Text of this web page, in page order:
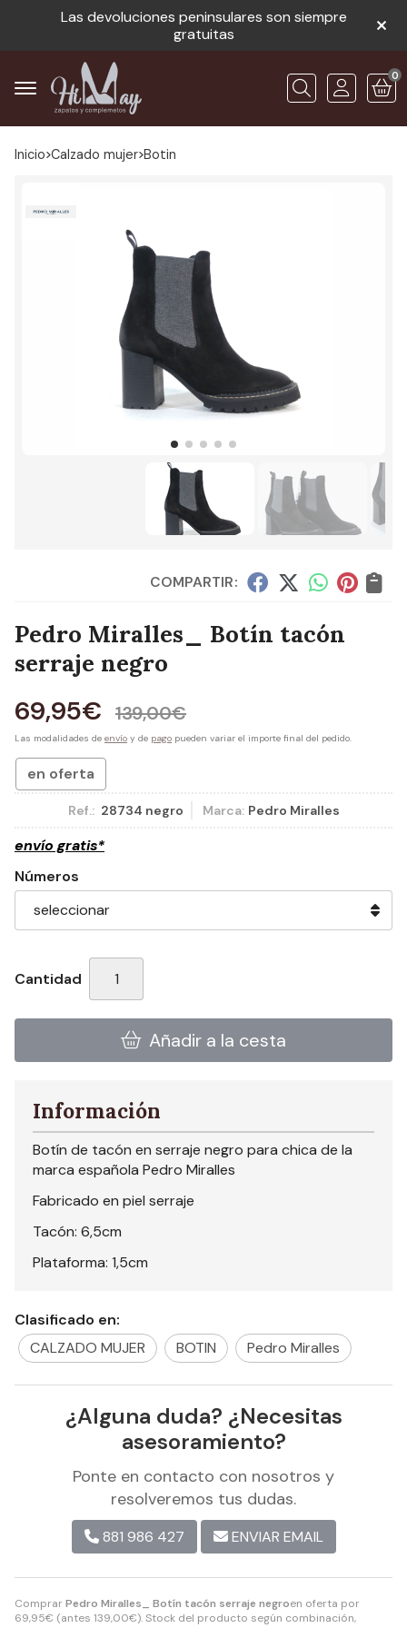
Las devoluciones peninsulares son siempre
gratuitas
Buscar
0
Inicio calzado mujer botin
COMPARTIR:
Pedro Miralles_ Botín tacón
serraje negro
69,95€ 139,00€
Las modalidades de envío y de pago pueden variar el importe final del pedido.
en oferta
Ref.: 28734 negro Marca: Pedro Miralles
envío gratis*
Números
Cantidad
Añadir a la cesta
ComprarPedro Miralles_ Botín tacón serraje negroen oferta por
69,95€ (antes 139,00€). Stock del producto según combinación,
Información
Botín de tacón en serraje negro para chica de la
marca española Pedro Miralles
Fabricado en piel serraje
Tacón: 6,5cm
Plataforma: 1,5cm
Clasificado en:
CALZADO MUJER
BOTIN Pedro Miralles
¿Alguna duda? ¿Necesitas
asesoramiento?
Ponte en contacto con nosotros y
resolveremos tus dudas.
881 986 427 ENVIAR EMAIL